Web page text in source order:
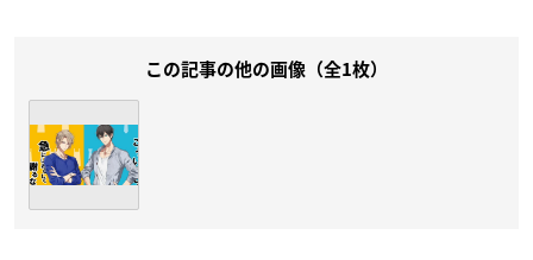
この記事の他の画像（全1枚）